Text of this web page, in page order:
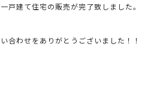
戸建て住宅の販売が完了致しました。
合わせをありがとうございました！！